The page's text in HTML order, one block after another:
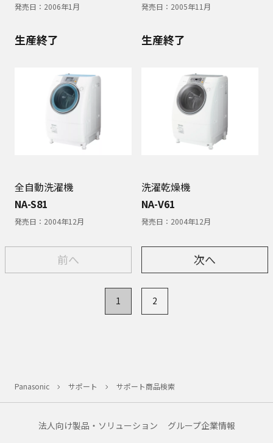
発売日： 2006年1月 発売日： 2005年11月
生産終了
全自動洗濯機
NA-S81
発売日： 2004年12月
生産終了
洗濯乾燥機
NA-V61
発売日： 2004年12月
前へ
1 2
次へ
Panasonic サポート サポート商品検索
法人向け製品・ソリューション グループ企業情報